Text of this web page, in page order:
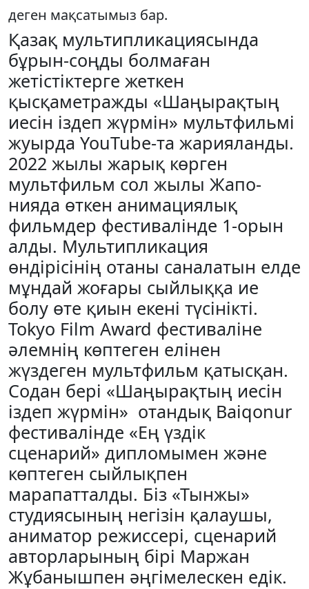
деген мақсатымыз бар.
Қазақ мультипликациясында
бұрын-соңды болмаған
жетістіктерге жеткен
қысқаметражды «Шаңырақтың
иесін іздеп жүрмін» мультфильмі
жуырда YouTube-та жариялан­ды.
2022 жылы жарық көрген
мультфильм сол жылы Жа­по­
нияда өткен анимациялық
фильмдер фестивалінде 1-орын
алды. Мультипликация
өндірісінің отаны саналатын елде
мұндай жоғары сыйлыққа ие
болу өте қиын екені түсінікті.
Tokyo Film Award фестиваліне
әлемнің көптеген елі­нен
жүздеген мультфильм қатысқан.
Содан бері «Шаңырақтың иесін
іздеп жүрмін» отандық Baiqonur
фес­тивалінде «Ең үздік
сценарий» дипломымен және
көптеген сый­лықпен
марапатталды. Біз «Тынжы»
студиясының не­гізін қалаушы,
аниматор режиссері, сценарий
автор­ла­рының бірі Маржан
Жұбанышпен әңгімелескен едік.